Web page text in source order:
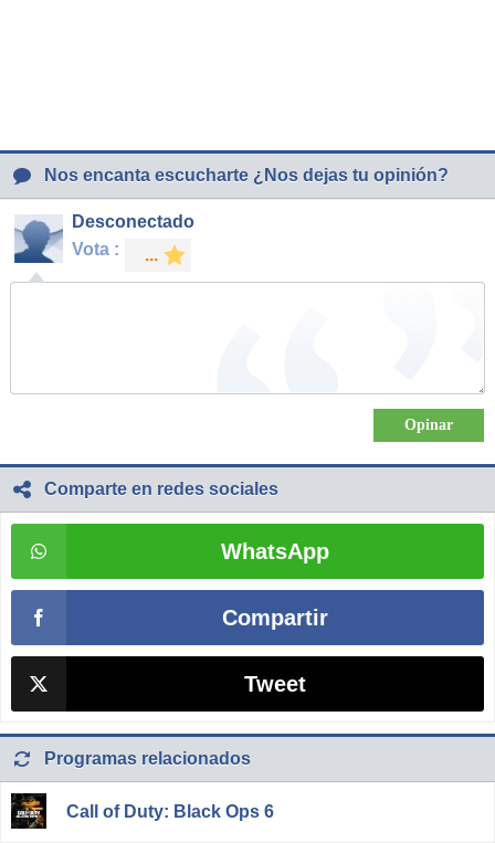
Nos encanta escucharte ¿Nos dejas tu opinión?
Desconectado
Vota :
Comparte en redes sociales
WhatsApp
Compartir
Tweet
Programas relacionados
Call of Duty: Black Ops 6